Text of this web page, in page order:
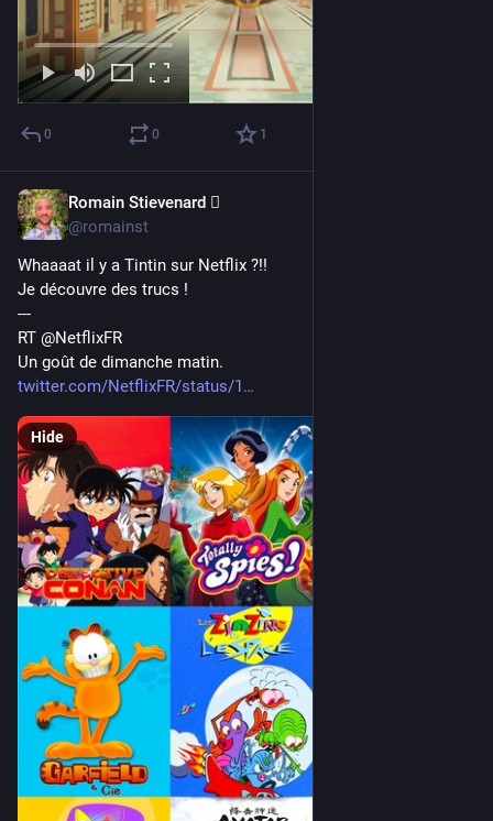
0 0 1
Romain Stievenard 🫆
@romainst
Whaaaat il y a Tintin sur Netflix ?!!
Je découvre des trucs !
---
RT @NetflixFR
Un goût de dimanche matin.
twitter.com/NetflixFR/status/1
Hide